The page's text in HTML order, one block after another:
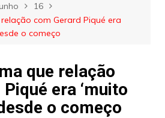
16
com Gerard Piqué era
o começo
que relação
era ‘muito
o começo